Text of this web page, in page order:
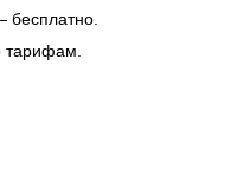
тарифам.